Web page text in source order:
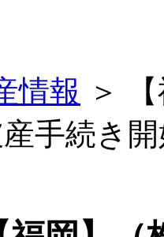
情報 ＞
産手続き